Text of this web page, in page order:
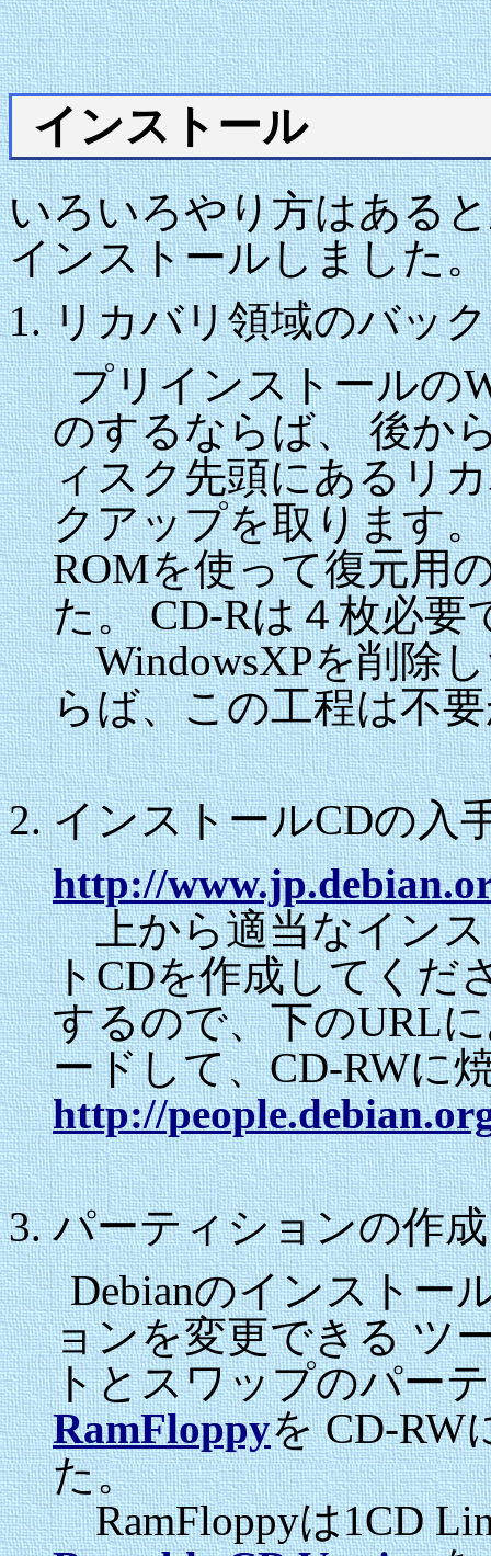
インストール
いろいろやり方はある
インストールしました。
リカバリ領域のバッ
プリインストールの
のするならば、 後か
ィスク先頭にあるリ
クアップを取ります
ROMを使って復元用
た。 CD-Rは４枚必要
WindowsXPを削除
らば、この工程は不
インストールCDの入
http://
上から適当なインス
トCDを作成してくだ
するので、下のURL
ードして、CD-RWに
http://
パーティションの作成
Debianのインストー
ョンを変更できる ツ
トとスワップのパー
RamFloppyを CD-RW
た。
RamFloppyは1CD